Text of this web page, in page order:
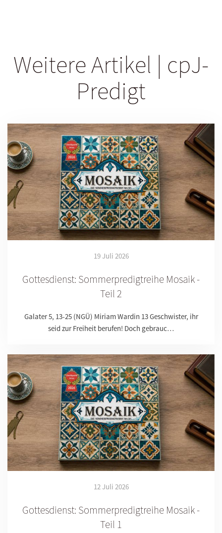
Weitere Artikel | cpJ-
Predigt
19 Juli 2026
Gottesdienst: Sommerpredigtreihe Mosaik -
Teil 2
Galater 5, 13-25 (NGÜ) Miriam Wardin 13 Geschwister, ihr
seid zur Freiheit berufen! Doch gebrauc…
12 Juli 2026
Gottesdienst: Sommerpredigtreihe Mosaik -
Teil 1